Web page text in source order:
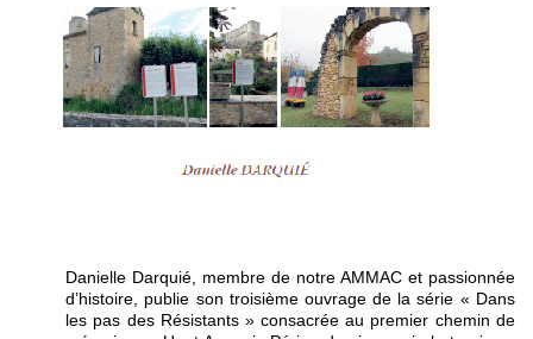
Danielle Darquié, membre de notre AMMAC et passionnée
d’histoire, publie son troisième ouvrage de la série « Dans
les pas des Résistants » consacrée au premier chemin de